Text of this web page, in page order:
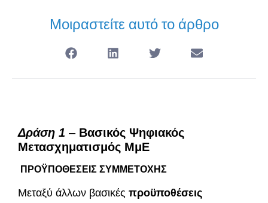
Μοιραστείτε αυτό το άρθρο
Δράση 1 –Βασικός Ψηφιακός
Μετασχηματισμός ΜμΕ
ΠΡΟΫΠΟΘΕΣΕΙΣ ΣΥΜΜΕΤΟΧΗΣ
Μεταξύ άλλων βασικές προϋποθέσεις